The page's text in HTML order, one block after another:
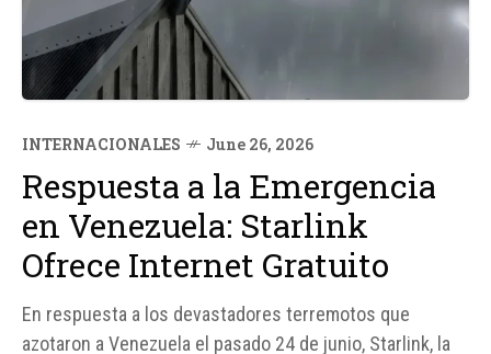
INTERNACIONALES June 26, 2026
Respuesta a la Emergencia
en Venezuela: Starlink
Ofrece Internet Gratuito
En respuesta a los devastadores terremotos que
azotaron a Venezuela el pasado 24 de junio, Starlink, la